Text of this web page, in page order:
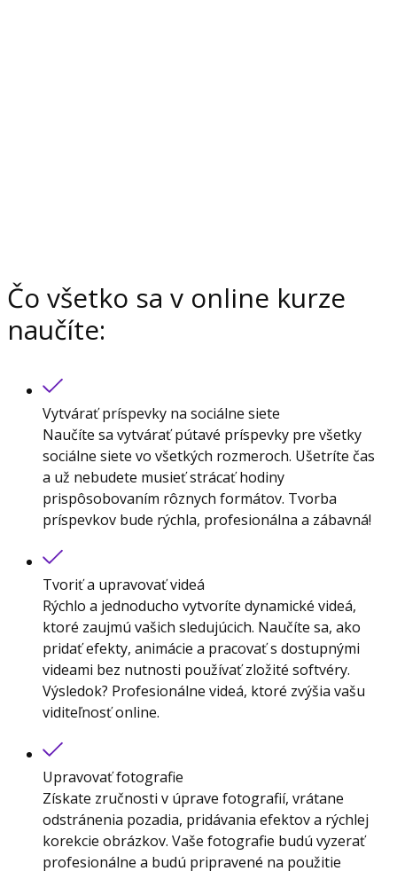
Čo všetko sa v online kurze
naučíte:
Vytvárať príspevky na sociálne siete
Naučíte sa vytvárať pútavé príspevky pre všetky
sociálne siete vo všetkých rozmeroch. Ušetríte čas
a už nebudete musieť strácať hodiny
prispôsobovaním rôznych formátov. Tvorba
príspevkov bude rýchla, profesionálna a zábavná!
Tvoriť a upravovať videá
Rýchlo a jednoducho vytvoríte dynamické videá,
ktoré zaujmú vašich sledujúcich. Naučíte sa, ako
pridať efekty, animácie a pracovať s dostupnými
videami bez nutnosti používať zložité softvéry.
Výsledok? Profesionálne videá, ktoré zvýšia vašu
viditeľnosť online.
Upravovať fotografie
Získate zručnosti v úprave fotografií, vrátane
odstránenia pozadia, pridávania efektov a rýchlej
korekcie obrázkov. Vaše fotografie budú vyzerať
profesionálne a budú pripravené na použitie